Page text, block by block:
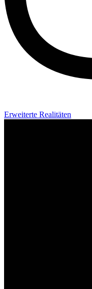
Erweiterte Realitäten